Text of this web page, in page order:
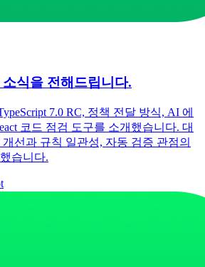
식을 전해드립니다.
7.0 RC, 정책 전달 방식, AI 에
코드 점검 도구를 소개했습니다. 대
선과 규칙 일관성, 자동 검증 관점의
습니다.